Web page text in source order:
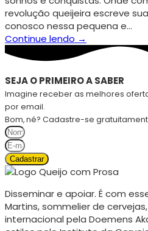
revolução queijeira escreve
conosco nessa pequena e…
Continue lendo →
SEJA O PRIMEIRO A SABER
Imagine receber as melhores
por email.
Bom, né? Cadastre-se
Cadastrar
Disseminar e apoiar. É com
Martins, sommelier de
internacional pela Doemens